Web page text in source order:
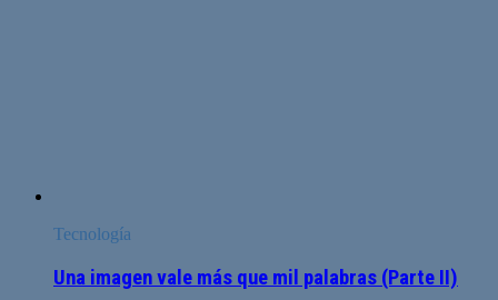
Tecnología
Una imagen vale más que mil palabras (Parte II)